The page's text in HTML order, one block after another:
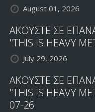
August 01, 2026
ΑΚΟΥΣΤΕ ΣΕ
"THIS IS HEAVY
July 29, 2026
ΑΚΟΥΣΤΕ ΣΕ
"THIS IS HEAVY
07-26